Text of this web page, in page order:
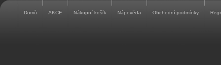
Domů AKCE Nákupní košík Nápověda Obchodní podmínky